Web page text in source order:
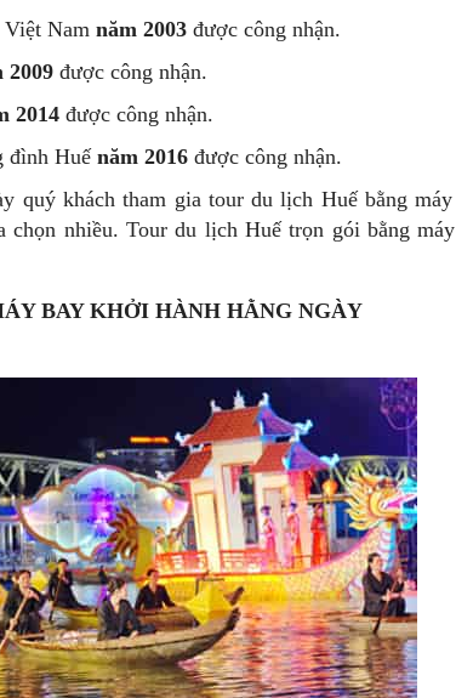
Việt Namnăm 2003được công nhận.
được công nhận.
2014được công nhận.
đình Huế năm 2016được công nhận.
quý khách tham gia tour du lịch Huế bằng
nhiều. Tour du lịch Huế trọn gói bằng
BAY KHỞI HÀNH HẰNG NGÀY